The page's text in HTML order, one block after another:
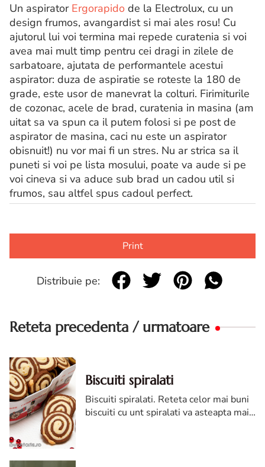
Un aspirator Ergorapido de la Electrolux, cu un
design frumos, avangardist si mai ales rosu! Cu
ajutorul lui voi termina mai repede curatenia si voi
avea mai mult timp pentru cei dragi in zilele de
sarbatoare, ajutata de performantele acestui
aspirator: duza de aspiratie se roteste la 180 de
grade, este usor de manevrat la colturi. Firimiturile
de cozonac, acele de brad, curatenia in masina (am
uitat sa va spun ca il putem folosi si pe post de
aspirator de masina, caci nu este un aspirator
obisnuit!) nu vor mai fi un stres. Nu ar strica sa il
puneti si voi pe lista mosului, poate va aude si pe
voi cineva si va aduce sub brad un cadou util si
frumos, sau altfel spus cadoul perfect.
Print
Distribuie pe:
Reteta precedenta / urmatoare
Biscuiti spiralati
Biscuiti spiralati. Reteta celor mai buni
biscuiti cu unt spiralati va asteapta mai